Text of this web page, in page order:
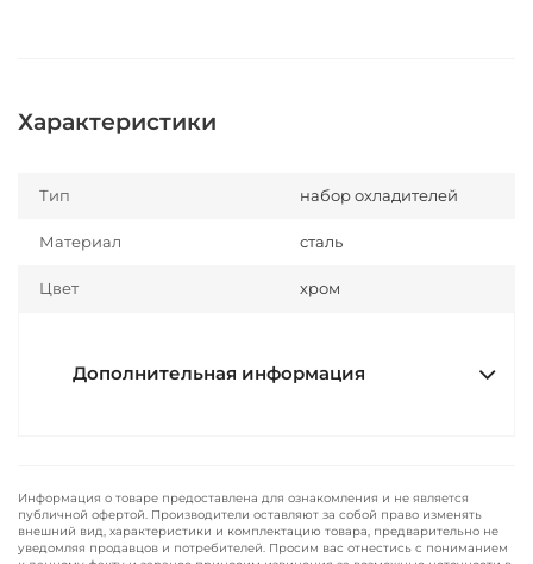
Характеристики
Тип набор охладителей
Материал сталь
Цвет хром
Дополнительная информация
Информация о товаре предоставлена для ознакомления и не является
публичной офертой. Производители оставляют за собой право изменять
внешний вид, характеристики и комплектацию товара, предварительно не
уведомляя продавцов и потребителей. Просим вас отнестись с пониманием